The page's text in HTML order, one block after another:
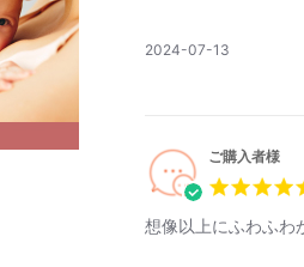
公
2024-07-13
ご購入者様
想像以上にふわふわ